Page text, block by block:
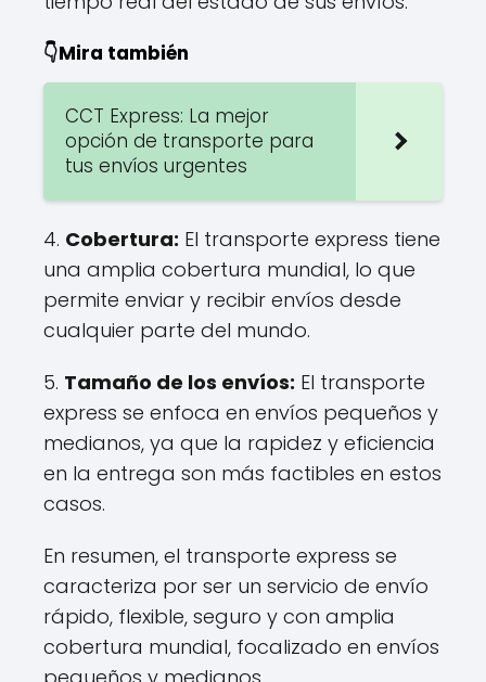
👇Mira también
CCT Express: La mejor
opción de transporte para
tus envíos urgentes
4. Cobertura: El transporte express tiene
una amplia cobertura mundial, lo que
permite enviar y recibir envíos desde
cualquier parte del mundo.
5. Tamaño de los envíos: El transporte
express se enfoca en envíos pequeños y
medianos, ya que la rapidez y eficiencia
en la entrega son más factibles en estos
casos.
En resumen, el transporte express se
caracteriza por ser un servicio de envío
rápido, flexible, seguro y con amplia
cobertura mundial, focalizado en envíos